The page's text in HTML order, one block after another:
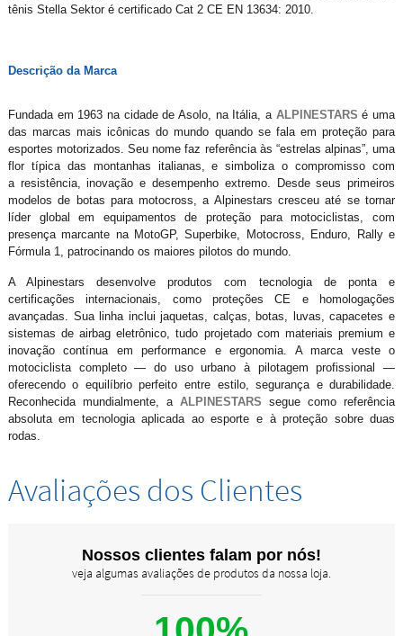
tênis Stella Sektor é certificado Cat 2 CE EN 13634: 2010.
Descrição da Marca
Fundada em 1963 na cidade de Asolo, na Itália, a ALPINESTARS é uma
das marcas mais icônicas do mundo quando se fala em proteção para
esportes motorizados. Seu nome faz referência às “estrelas alpinas”, uma
flor típica das montanhas italianas, e simboliza o compromisso com
a resistência, inovação e desempenho extremo. Desde seus primeiros
modelos de botas para motocross, a Alpinestars cresceu até se tornar
líder global em equipamentos de proteção para motociclistas, com
presença marcante na MotoGP, Superbike, Motocross, Enduro, Rally e
Fórmula 1, patrocinando os maiores pilotos do mundo.
A Alpinestars desenvolve produtos com tecnologia de ponta e
certificações internacionais, como proteções CE e homologações
avançadas. Sua linha inclui jaquetas, calças, botas, luvas, capacetes e
sistemas de airbag eletrônico, tudo projetado com materiais premium e
inovação contínua em performance e ergonomia. A marca veste o
motociclista completo — do uso urbano à pilotagem profissional —
oferecendo o equilíbrio perfeito entre estilo, segurança e durabilidade.
Reconhecida mundialmente, a ALPINESTARS segue como referência
absoluta em tecnologia aplicada ao esporte e à proteção sobre duas
rodas.
Avaliações dos Clientes
Nossos clientes falam por nós!
veja algumas avaliações de produtos da nossa loja.